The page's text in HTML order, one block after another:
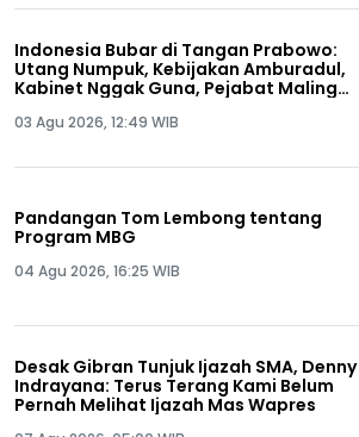
Indonesia Bubar di Tangan Prabowo:
Utang Numpuk, Kebijakan Amburadul,
Kabinet Nggak Guna, Pejabat Maling
03 Agu 2026, 12:49 WIB
Pandangan Tom Lembong tentang
Program MBG
04 Agu 2026, 16:25 WIB
Desak Gibran Tunjuk Ijazah SMA, Denny
Indrayana: Terus Terang Kami Belum
Pernah Melihat Ijazah Mas Wapres